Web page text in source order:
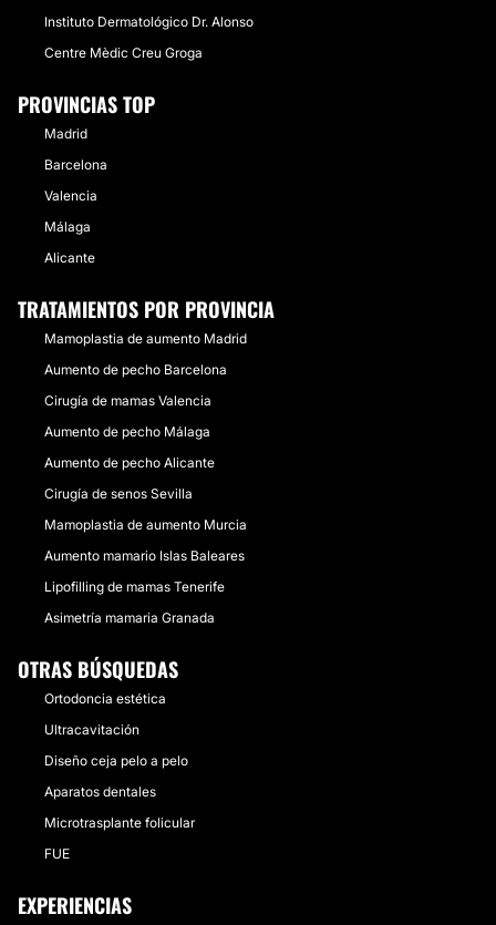
Instituto Dermatológico Dr. Alonso
Centre Mèdic Creu Groga
PROVINCIAS TOP
Madrid
Barcelona
Valencia
Málaga
Alicante
TRATAMIENTOS POR PROVINCIA
Mamoplastia de aumento Madrid
Aumento de pecho Barcelona
Cirugía de mamas Valencia
Aumento de pecho Málaga
Aumento de pecho Alicante
Cirugía de senos Sevilla
Mamoplastia de aumento Murcia
Aumento mamario Islas Baleares
Lipofilling de mamas Tenerife
Asimetría mamaria Granada
OTRAS BÚSQUEDAS
Ortodoncia estética
Ultracavitación
Diseño ceja pelo a pelo
Aparatos dentales
Microtrasplante folicular
FUE
EXPERIENCIAS